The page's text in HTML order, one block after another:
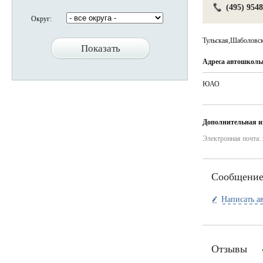
Округ:
(495)
Адреса автошколы
ЮАО
Дополнительная
Электронная почта:
Сообщение
Написать
Отзывы